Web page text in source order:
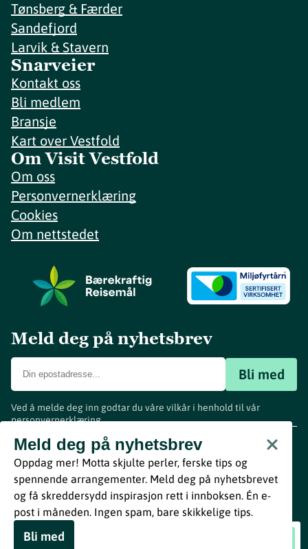
Steinar Albrigtsen og Monika Nordli Trio
Tønsberg & Færder
Sandefjord
Larvik & Stavern
Snarveier
Kontakt oss
Bli medlem
Bransje
Kart over Vestfold
Om Visit Vestfold
Om oss
Personvernerklæring
Cookies
Om nettstedet
Meld deg på nyhetsbrev
Bli med
Ved å melde deg inn godtar du våre vilkår i henhold til vår
personvernerklæring.
Meld deg på nyhetsbrev
Oppdag mer! Motta skjulte perler, ferske tips og
spennende arrangementer. Meld deg på nyhetsbrevet
og få skreddersydd inspirasjon rett i innboksen. Én e-
post i måneden. Ingen spam, bare skikkelige tips.
Bli med
www.visitvestfold.com
Turistinformasjon
Vestfold Fylkeskommune
ByBreakfast